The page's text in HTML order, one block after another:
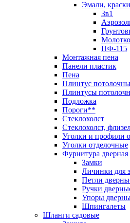
Эмали, краски
3в1
ПФ-115
Монтажная пена
Панели пластик
Пена
Плинтус
Плинтусы
Подложка
Пороги**
Стеклохолст
Стеклохолст,
Уголки и профили
Уголки отделочные
Фурнитура дверная
Замки
Личинки для
Петли
Ручки
Упоры
Шпингалеты
Шланги садовые